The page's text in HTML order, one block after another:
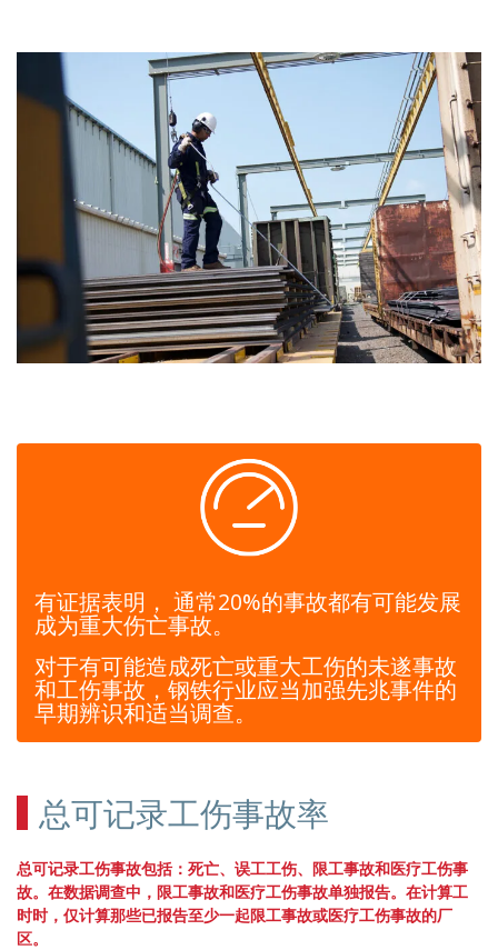
有证据表明， 通常20%的事故都有可能发展
成为重大伤亡事故。
对于有可能造成死亡或重大工伤的未遂事故
和工伤事故，钢铁行业应当加强先兆事件的
早期辨识和适当调查。
总可记录工伤事故率
总可记录工伤事故包括：死亡、误工工伤、限工事故和医疗工伤事
故。在数据调查中，限工事故和医疗工伤事故单独报告。在计算工
时时，仅计算那些已报告至少一起限工事故或医疗工伤事故的厂
区。